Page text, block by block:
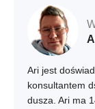
Ari jest
konsultantem
dusza. Ari ma